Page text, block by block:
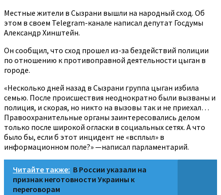
Местные жители в Сызрани вышли на народный сход. Об
этом в своем Telegram-канале написал депутат Госдумы
Александр Хинштейн.
Он сообщил, что сход прошел из-за бездействий полиции
по отношению к противоправной деятельности цыган в
городе.
«Несколько дней назад в Сызрани группа цыган избила
семью. После происшествия неоднократно были вызваны и
полиция, и скорая, но никто на вызовы так и не приехал…
Правоохранительные органы заинтересовались делом
только после широкой огласки в социальных сетях. А что
было бы, если б этот инцидент не «всплыл» в
информационном поле?» —написал парламентарий.
Читайте также: В России указали на
признак неготовности Украины к
переговорам